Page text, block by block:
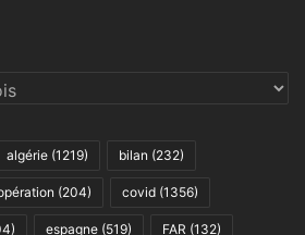
algérie (1219) bilan (232)
(204) covid (1356)
espagne (519) FAR (132)